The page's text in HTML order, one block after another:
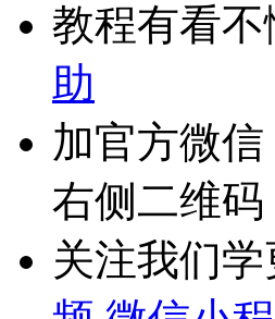
教程有看
助
加官方微
右侧二维码
关注我们